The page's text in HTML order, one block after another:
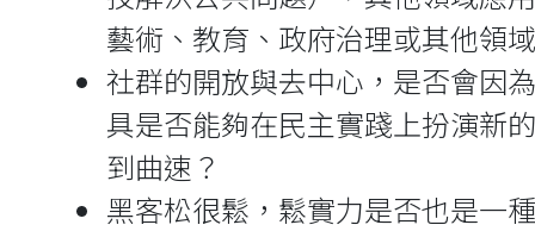
藝術、教育、政府治理或其他領
社群的開放與去中心，是否會因
具是否能夠在民主實踐上扮演新
到曲速？
黑客松很鬆，鬆實力是否也是一